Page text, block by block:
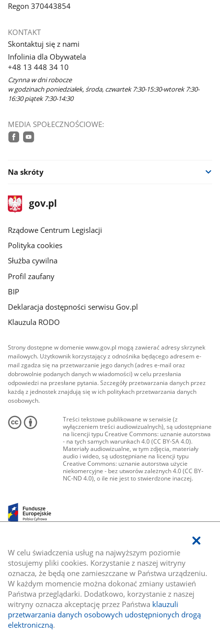
W celu świadczenia usług na najwyższym poziomie
stosujemy pliki cookies. Korzystanie z naszej witryny
oznacza, że będą one zamieszczane w Państwa urządzeniu.
W każdym momencie można dokonać zmiany ustawień
Państwa przeglądarki. Dodatkowo, korzystanie z naszej
witryny oznacza akceptację przez Państwa klauzuli
przetwarzania danych osobowych udostępnionych drogą
elektroniczną.
Regon 370443854
KONTAKT
Skontaktuj się z nami
Infolinia dla Obywatela
+48 13 448 34 10
Czynna w dni robocze
w godzinach poniedziałek, środa, czwartek 7:30-15:30-wtorek 7:30-
16:30 piątek 7:30-14:30
MEDIA SPOŁECZNOŚCIOWE:
Na skróty
stopka
gov.plStrona
gov.pl
Rządowe Centrum Legislacji
Polityka cookies
Służba cywilna
Profil zaufany
BIP
Deklaracja dostępności serwisu Gov.pl
Klauzula RODO
Strony dostępne w domenie www.gov.pl mogą zawierać adresy skrzynek
mailowych. Użytkownik korzystający z odnośnika będącego adresem e-
mail zgadza się na przetwarzanie jego danych (adres e-mail oraz
dobrowolnie podanych danych w wiadomości) w celu przesłania
odpowiedzi na przesłane pytania. Szczegóły przetwarzania danych przez
każdą z jednostek znajdują się w ich politykach przetwarzania danych
osobowych.
Treści tekstowe publikowane w serwisie (z
wyłączeniem treści audiowizualnych), są udostępniane
na licencji typu Creative Commons: uznanie autorstwa
- na tych samych warunkach 4.0 (CC BY-SA 4.0).
Materiały audiowizualne, w tym zdjęcia, materiały
audio i wideo, są udostępniane na licencji typu
Creative Commons: uznanie autorstwa użycie
niekomercyjne - bez utworów zależnych 4.0 (CC BY-
NC-ND 4.0), o ile nie jest to stwierdzone inaczej.